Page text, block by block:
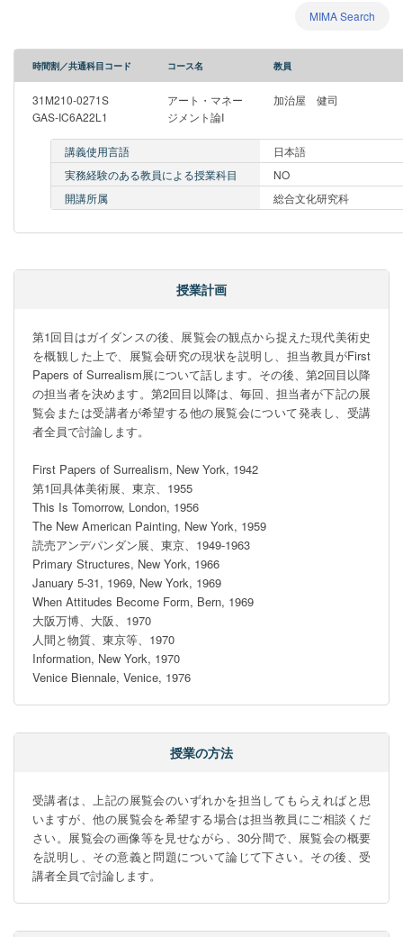
MIMA Search
時間割／共通科目コード コース名 教員
31M210-0271S
GAS-IC6A22L1
アート・マネー
ジメント論I
加治屋 健司
講義使用言語
日本語
実務経験のある教員による授業科目
NO
開講所属
総合文化研究科
授業計画
第1回目はガイダンスの後、展覧会の観点から捉えた現代美術史
を概観した上で、展覧会研究の現状を説明し、担当教員がFirst
Papers of Surrealism展について話します。その後、第2回目以降
の担当者を決めます。第2回目以降は、毎回、担当者が下記の展
覧会または受講者が希望する他の展覧会について発表し、受講
者全員で討論します。
First Papers of Surrealism, New York, 1942
第1回具体美術展、東京、1955
This Is Tomorrow, London, 1956
The New American Painting, New York, 1959
読売アンデパンダン展、東京、1949-1963
Primary Structures, New York, 1966
January 5-31, 1969, New York, 1969
When Attitudes Become Form, Bern, 1969
大阪万博、大阪、1970
人間と物質、東京等、1970
Information, New York, 1970
Venice Biennale, Venice, 1976
授業の方法
受講者は、上記の展覧会のいずれかを担当してもらえればと思
いますが、他の展覧会を希望する場合は担当教員にご相談くだ
さい。展覧会の画像等を見せながら、30分間で、展覧会の概要
を説明し、その意義と問題について論じて下さい。その後、受
講者全員で討論します。